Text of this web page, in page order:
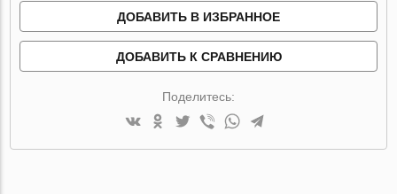
ДОБАВИТЬ В ИЗБРАННОЕ
ДОБАВИТЬ К СРАВНЕНИЮ
Поделитесь: